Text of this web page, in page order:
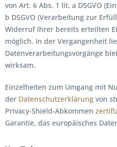
von Art. 6 Abs. 1 lit. a DSGVO
b DSGVO (Verarbeitung zur
Widerruf Ihrer bereits erteilten
möglich. In der Vergangenheit
Datenverarbeitungsvorgänge
wirksam.
Einzelheiten zum Umgang mit
der Datenschutzerklärung von
Privacy-Shield-Abkommen
Garantie, das europäisches